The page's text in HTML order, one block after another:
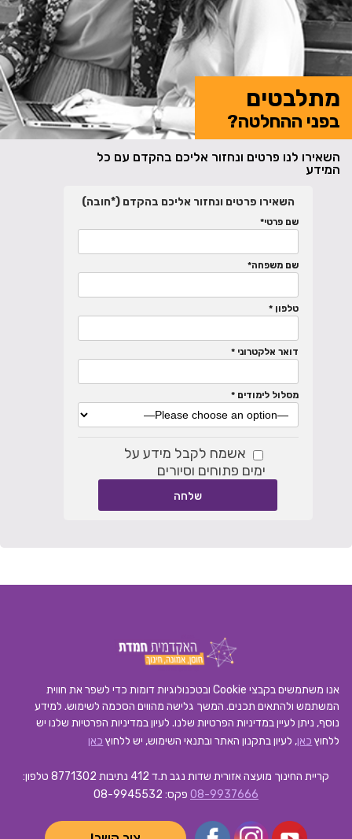
מתלבטים
בפני ההחלטה?
השאירו לנו פרטים ונחזור אליכם בהקדם עם כל
המידע
השאירו פרטים ונחזור אליכם בהקדם (*חובה)
שם פרטי*
שם משפחה*
טלפון *
דואר אלקטרוני *
מסלול לימודים *
אשמח לקבל מידע על
ימים פתוחים וסיורים
אנו משתמשים בקבצי Cookie ובטכנולוגיות דומות כדי לשפר את חווית
המשתמש ולהתאים תכנים. המשך גלישה מהווים הסכמה לשימוש. למידע
נוסף, ניתן לעיין במדיניות הפרטיות שלנו.לעיון במדיניות הפרטיות שלנו יש
ללחוץ כאן, לעיון בתקנון האתר ובתנאי השימוש, יש ללחוץ כאן
קריית החינוך מועצה אזורית שדות נגב ת.ד 412 נתיבות 8771302
טלפון:
08-9937666 פקס: 08-9945532